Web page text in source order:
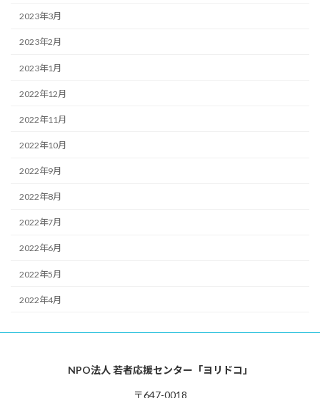
2023年3月
2023年2月
2023年1月
2022年12月
2022年11月
2022年10月
2022年9月
2022年8月
2022年7月
2022年6月
2022年5月
2022年4月
NPO法人 若者応援センター「ヨリドコ」
〒647-0018